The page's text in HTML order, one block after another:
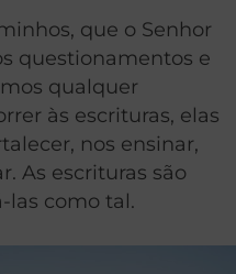
que o Senhor
questionamentos e
qualquer
às escrituras, elas
nos ensinar,
As escrituras são
las como tal.